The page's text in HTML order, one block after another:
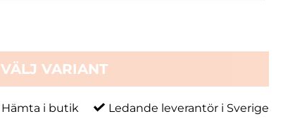
VÄLJ VARIANT
Hämta i butik Ledande leverantör i Sverige